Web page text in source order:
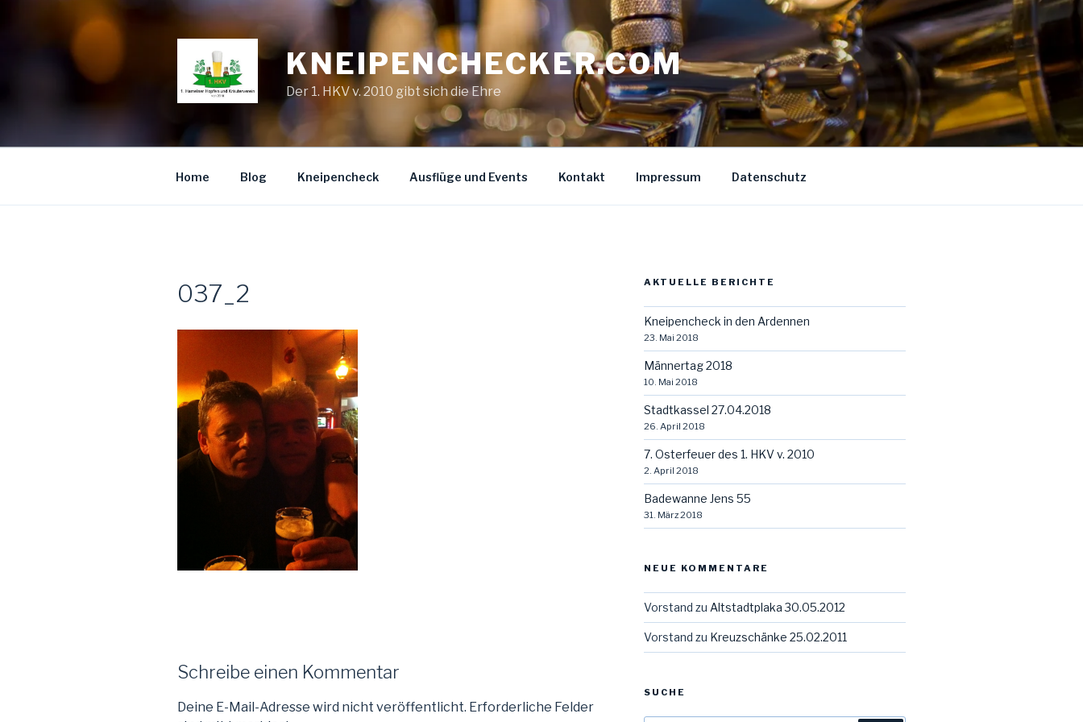
KNEIPENCHECKER.COM
Der 1. HKV v. 2010 gibt sich die Ehre
Home Blog Kneipencheck Ausflüge und Events Kontakt Impressum Datenschutz
037_2
Schreibe einen Kommentar
Deine E-Mail-Adresse wird nicht veröffentlicht. Erforderliche Felder
AKTUELLE BERICHTE
Kneipencheck in den Ardennen
23. Mai 2018
Männertag 2018
10. Mai 2018
Stadtkassel 27.04.2018
26. April 2018
7. Osterfeuer des 1. HKV v. 2010
2. April 2018
Badewanne Jens 55
31. März 2018
NEUE KOMMENTARE
Vorstand zu Altstadtplaka 30.05.2012
Vorstand zu Kreuzschänke 25.02.2011
SUCHE